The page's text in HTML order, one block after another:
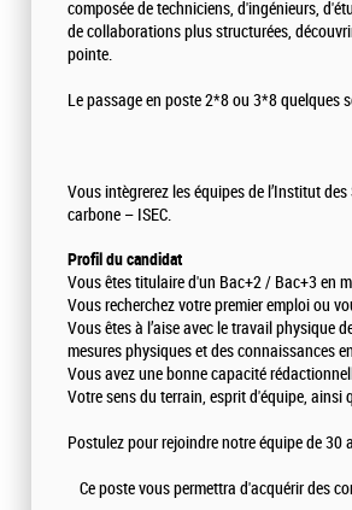
composée de techniciens, d'ingénieurs,
de collaborations plus structurées,
pointe.
Le passage en poste 2*8 ou 3*8 quelques
Vous intègrerez les équipes de l’Institut
carbone – ISEC.
Profil du candidat
Vous êtes titulaire d'un Bac+2 / Bac+3 en
Vous recherchez votre premier emploi ou
Vous êtes à l’aise avec le travail physique
mesures physiques et des connaissances
Vous avez une bonne capacité
Votre sens du terrain, esprit d'équipe,
Postulez pour rejoindre notre équipe de 30
Ce poste vous permettra d'acquérir des